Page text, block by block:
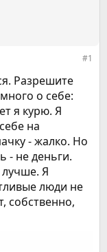
#1
Разрешите
о себе:
я курю. Я
на
- жалко. Но
- не деньги.
Я
люди не
собственно,